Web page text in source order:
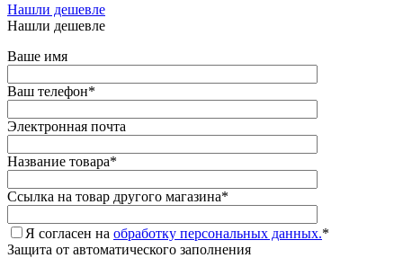
Нашли дешевле
Нашли дешевле
Ваше имя
Ваш телефон*
Электронная почта
Название товара*
Ссылка на товар другого магазина*
Я согласен на обработку персональных данных.*
Защита от автоматического заполнения